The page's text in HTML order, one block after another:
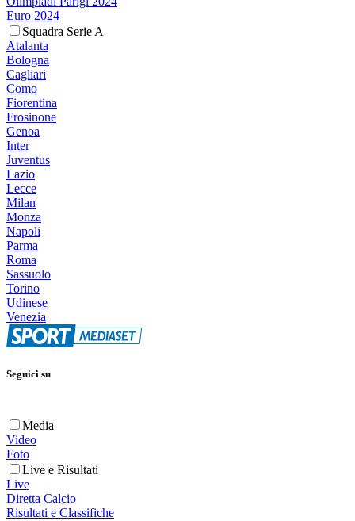
Euro 2024
Squadra Serie A
Atalanta
Bologna
Cagliari
Como
Fiorentina
Frosinone
Genoa
Inter
Juventus
Lazio
Lecce
Milan
Monza
Napoli
Parma
Roma
Sassuolo
Torino
Udinese
Venezia
Seguici su
Media
Video
Foto
Live e Risultati
Live
Diretta Calcio
Risultati e Classifiche